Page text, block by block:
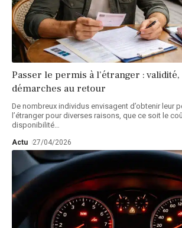
Passer le permis à l’étranger :
démarches au retour
De nombreux individus envisagent d’obtenir leur
l’étranger pour diverses raisons, que ce soit le
disponibilité…
Actu 27/04/2026